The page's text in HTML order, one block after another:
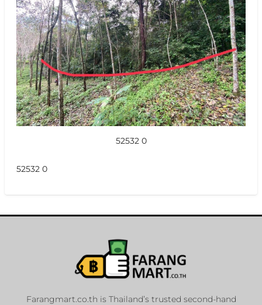
52532 0
52532 0
Farangmart.co.th is Thailand’s trusted second-hand